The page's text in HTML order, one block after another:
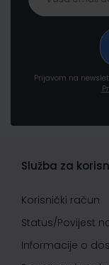
Prijavom na
Služba za
Korisnički račun
Status/Povijest
Informacije o